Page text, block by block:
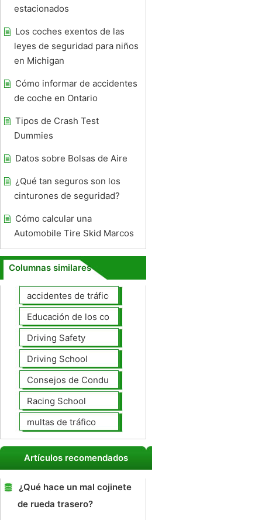
estacionados
Los coches exentos de las
leyes de seguridad para niños
en Michigan
Cómo informar de accidentes
de coche en Ontario
Tipos de Crash Test
Dummies
Datos sobre Bolsas de Aire
¿Qué tan seguros son los
cinturones de seguridad?
Cómo calcular una
Automobile Tire Skid Marcos
Columnas similares
accidentes de tráfico
Educación de los conductores
Driving Safety
Driving School
Consejos de Conducción
Racing School
multas de tráfico
Artículos recomendados
¿Qué hace un mal cojinete
de rueda trasero?